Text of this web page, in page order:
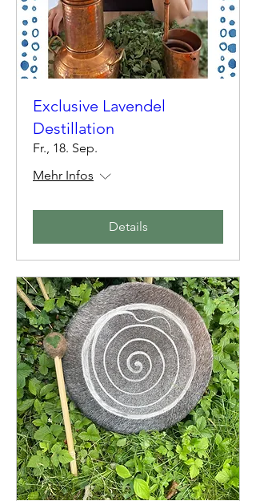
Exclusive Lavendel
Destillation
Fr., 18. Sep.
Mehr Infos
Details